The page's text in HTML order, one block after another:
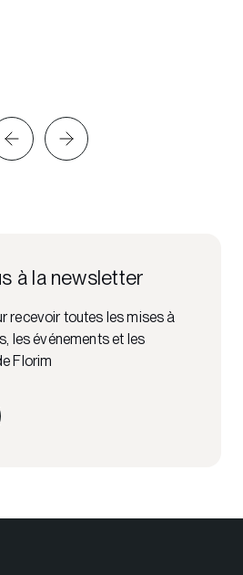
à la newsletter
recevoir toutes les mises à
les événements et les
Florim